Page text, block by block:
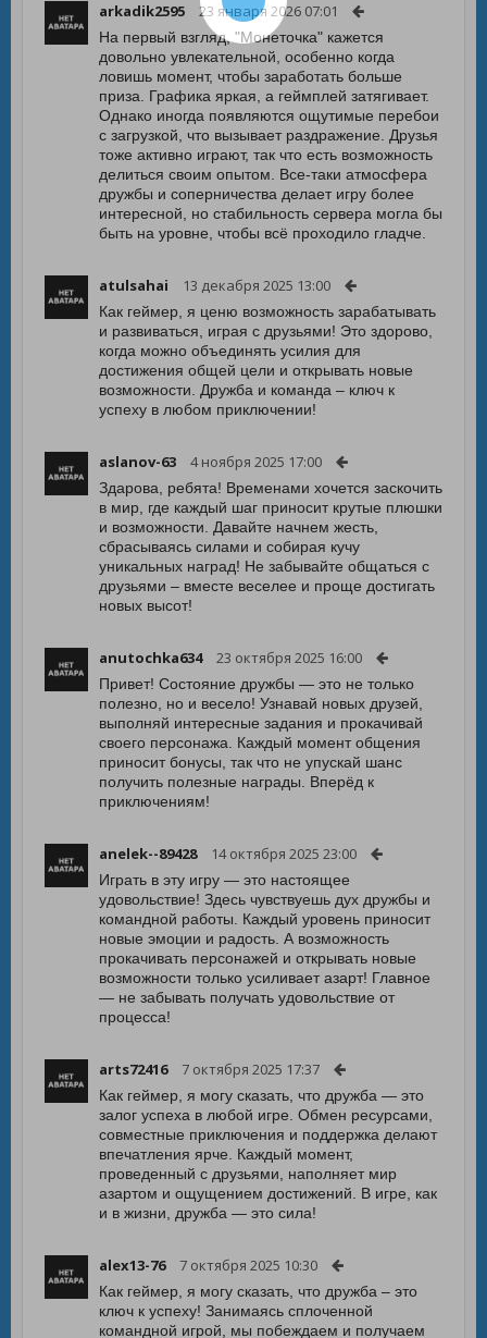
arkadik2595 23 января 2026 07:01
На первый взгляд, "Монеточка" кажется
довольно увлекательной, особенно когда
ловишь момент, чтобы заработать больше
приза. Графика яркая, а геймплей затягивает.
Однако иногда появляются ощутимые перебои
с загрузкой, что вызывает раздражение. Друзья
тоже активно играют, так что есть возможность
делиться своим опытом. Все-таки атмосфера
дружбы и соперничества делает игру более
интересной, но стабильность сервера могла бы
быть на уровне, чтобы всё проходило гладче.
atulsahai 13 декабря 2025 13:00
Как геймер, я ценю возможность зарабатывать
и развиваться, играя с друзьями! Это здорово,
когда можно объединять усилия для
достижения общей цели и открывать новые
возможности. Дружба и команда – ключ к
успеху в любом приключении!
aslanov-63 4 ноября 2025 17:00
Здарова, ребята! Временами хочется заскочить
в мир, где каждый шаг приносит крутые плюшки
и возможности. Давайте начнем жесть,
сбрасываясь силами и собирая кучу
уникальных наград! Не забывайте общаться с
друзьями – вместе веселее и проще достигать
новых высот!
anutochka634 23 октября 2025 16:00
Привет! Состояние дружбы — это не только
полезно, но и весело! Узнавай новых друзей,
выполняй интересные задания и прокачивай
своего персонажа. Каждый момент общения
приносит бонусы, так что не упускай шанс
получить полезные награды. Вперёд к
приключениям!
anelek--89428 14 октября 2025 23:00
Играть в эту игру — это настоящее
удовольствие! Здесь чувствуешь дух дружбы и
командной работы. Каждый уровень приносит
новые эмоции и радость. А возможность
прокачивать персонажей и открывать новые
возможности только усиливает азарт! Главное
— не забывать получать удовольствие от
процесса!
arts72416 7 октября 2025 17:37
Как геймер, я могу сказать, что дружба — это
залог успеха в любой игре. Обмен ресурсами,
совместные приключения и поддержка делают
впечатления ярче. Каждый момент,
проведенный с друзьями, наполняет мир
азартом и ощущением достижений. В игре, как
и в жизни, дружба — это сила!
alex13-76 7 октября 2025 10:30
Как геймер, я могу сказать, что дружба – это
ключ к успеху! Занимаясь сплоченной
командной игрой, мы побеждаем и получаем